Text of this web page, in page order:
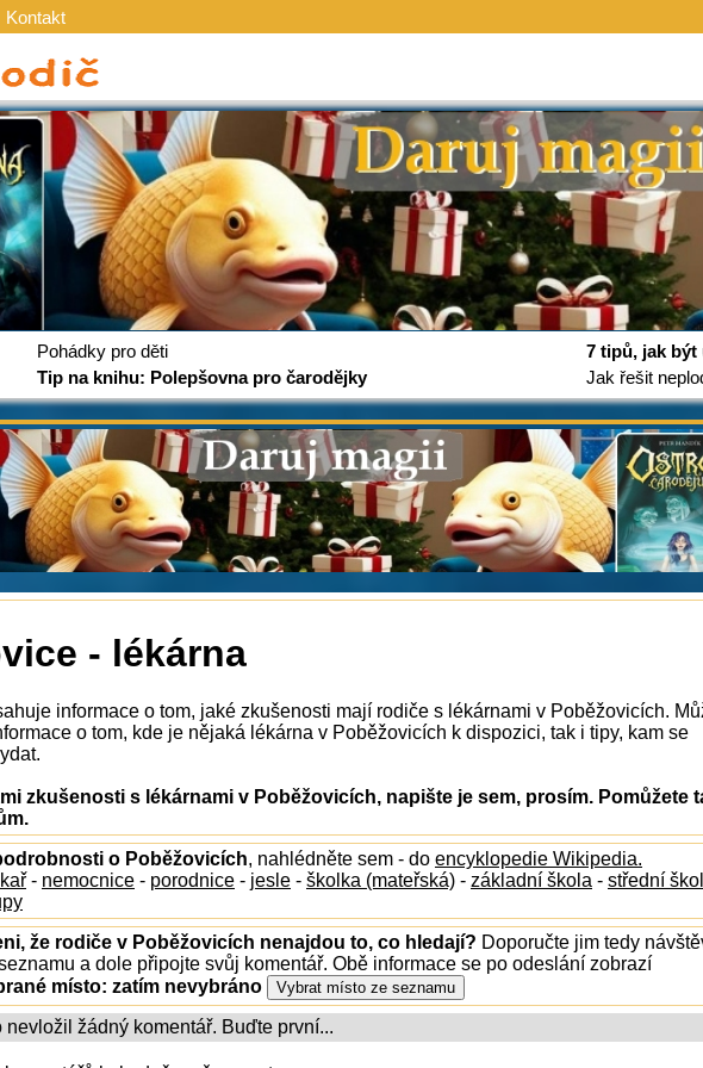
Kontakt
Pohádky pro děti
Tip na knihu: Polepšovna pro čarodějky
7 tipů, jak být
Jak řešit
- lékárna
informace o tom, jaké zkušenosti mají rodiče s lékárnami v Poběžovicích.
o tom, kde je nějaká lékárna v Poběžovicích k dispozici, tak i tipy, kam se
zkušenosti s lékárnami v Poběžovicích, napište je sem, prosím. Pomůžete
o Poběžovicích, nahlédněte sem - do encyklopedie Wikipedia.
- nemocnice - porodnice - jesle - školka (mateřská) - základní škola - střední
že rodiče v Poběžovicích nenajdou to, co hledají? Doporučte jim tedy
a dole připojte svůj komentář. Obě informace se po odeslání zobrazí
místo: zatím nevybráno
nevložil žádný komentář. Buďte první...